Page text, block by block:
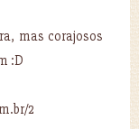
mas corajosos
:D
2